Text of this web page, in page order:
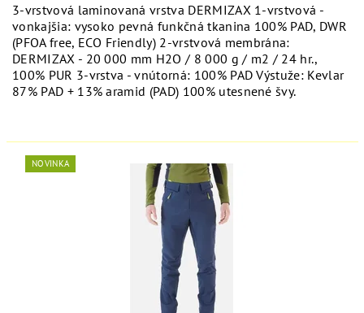
3-vrstvová laminovaná vrstva DERMIZAX 1-vrstvová -
vonkajšia: vysoko pevná funkčná tkanina 100% PAD, DWR
(PFOA free, ECO Friendly) 2-vrstvová membrána:
DERMIZAX - 20 000 mm H2O / 8 000 g / m2 / 24 hr.,
100% PUR 3-vrstva - vnútorná: 100% PAD Výstuže: Kevlar
87% PAD + 13% aramid (PAD) 100% utesnené švy.
NOVINKA